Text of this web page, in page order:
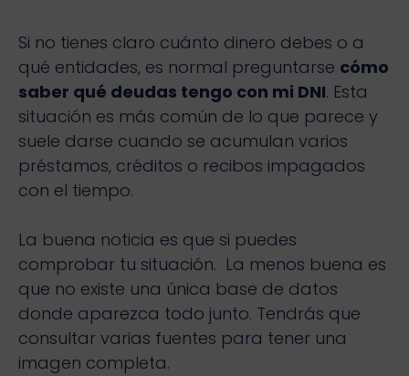
Si no tienes claro cuánto dinero debes o a
qué entidades, es normal preguntarse cómo
saber qué deudas tengo con mi DNI. Esta
situación es más común de lo que parece y
suele darse cuando se acumulan varios
préstamos, créditos o recibos impagados
con el tiempo.
La buena noticia es que si puedes
comprobar tu situación. La menos buena es
que no existe una única base de datos
donde aparezca todo junto. Tendrás que
consultar varias fuentes para tener una
imagen completa.